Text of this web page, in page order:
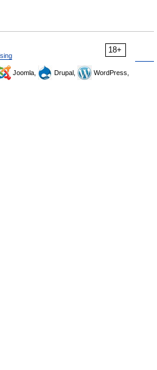
18+
Joomla, Drupal,
WordPress,